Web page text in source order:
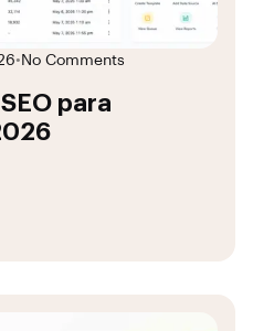
• No Comments
para